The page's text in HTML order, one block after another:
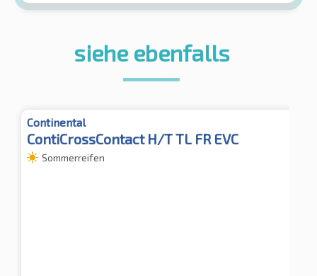
siehe ebenfalls
Continental
ContiCrossContact H/T TL FR EVC
Sommerreifen